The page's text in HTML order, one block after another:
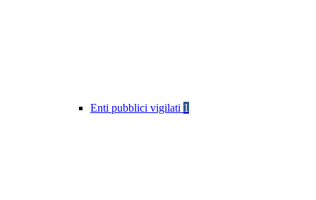
Enti pubblici vigilati 1